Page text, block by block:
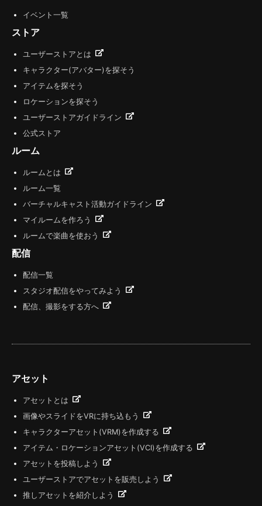
イベント一覧
ストア
ユーザーストアとは
キャラクター(アバター)を探そう
アイテムを探そう
ロケーションを探そう
ユーザーストアガイドライン
公式ストア
ルーム
ルームとは
ルーム一覧
バーチャルキャスト活動ガイドライン
マイルームを作ろう
ルームで楽曲を使おう
配信
配信一覧
スタジオ配信をやってみよう
配信、撮影をする方へ
アセット
アセットとは
画像やスライドをVRに持ち込もう
キャラクターアセット(VRM)を作成する
アイテム・ロケーションアセット(VCI)を作成する
アセットを投稿しよう
ユーザーストアでアセットを販売しよう
推しアセットを紹介しよう